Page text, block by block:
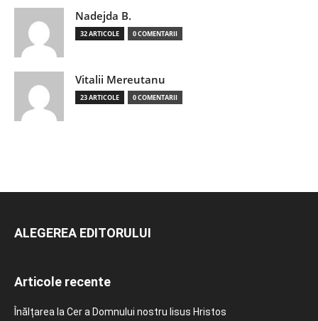
Nadejda B.
32 ARTICOLE 0 COMENTARII
Vitalii Mereutanu
23 ARTICOLE 0 COMENTARII
ALEGEREA EDITORULUI
Articole recente
Înălțarea la Cer a Domnului nostru Iisus Hristos